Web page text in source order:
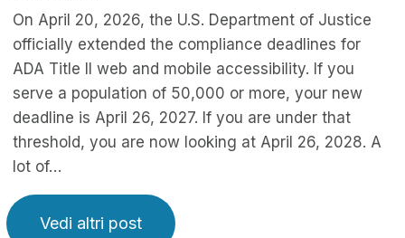
On April 20, 2026, the U.S. Department of Justice
officially extended the compliance deadlines for
ADA Title II web and mobile accessibility. If you
serve a population of 50,000 or more, your new
deadline is April 26, 2027. If you are under that
threshold, you are now looking at April 26, 2028. A
lot of…
Vedi altri post